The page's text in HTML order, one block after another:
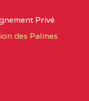
COLLEGE
Privé
des Palmes